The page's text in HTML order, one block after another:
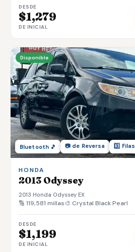
DESDE
$1,279
DE INICIAL
Disponible
Bluetooth 🎵 📷 de Reversa 3️⃣ Filas
HONDA
2013 Odyssey
2013 Honda Odyssey EX
🔢 119,581 millas🎨 Crystal Black Pearl
DESDE
$1,199
DE INICIAL